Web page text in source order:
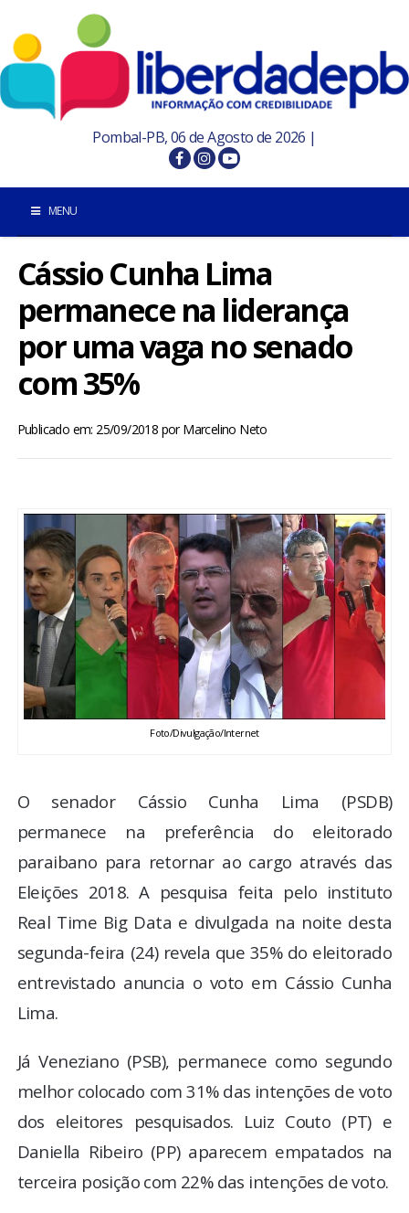
Pombal-PB, 06 de Agosto de 2026 |
MENU
INÍCIO
POMBAL E REGIÃO
ESPORTES
ENTRETENIMENTO
ENQUETE
TV LPB
Cássio Cunha Lima
permanece na liderança
por uma vaga no senado
com 35%
Publicado em: 25/09/2018 porMarcelino Neto
Foto/Divulgação/Internet
O senador Cássio Cunha Lima (PSDB)
permanece na preferência do eleitorado
paraibano para retornar ao cargo através das
Eleições 2018. A pesquisa feita pelo instituto
Real Time Big Data e divulgada na noite desta
segunda-feira (24) revela que 35% do eleitorado
entrevistado anuncia o voto em Cássio Cunha
Lima.
Já Veneziano (PSB), permanece como segundo
melhor colocado com 31% das intenções de voto
dos eleitores pesquisados. Luiz Couto (PT) e
Daniella Ribeiro (PP) aparecem empatados na
terceira posição com 22% das intenções de voto.